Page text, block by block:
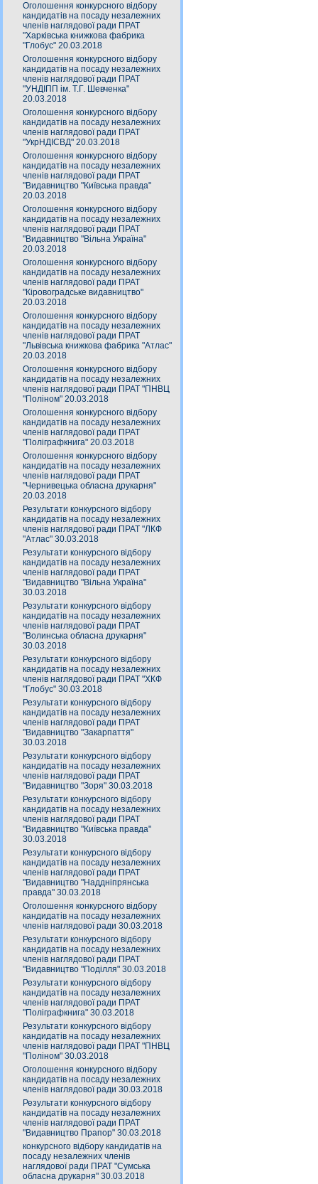
Оголошення конкурсного відбору
кандидатів на посаду незалежних
членів наглядової ради ПРАТ
"Харківська книжкова фабрика
"Глобус" 20.03.2018
Оголошення конкурсного відбору
кандидатів на посаду незалежних
членів наглядової ради ПРАТ
"УНДІПП ім. Т.Г. Шевченка"
20.03.2018
Оголошення конкурсного відбору
кандидатів на посаду незалежних
членів наглядової ради ПРАТ
"УкрНДІСВД" 20.03.2018
Оголошення конкурсного відбору
кандидатів на посаду незалежних
членів наглядової ради ПРАТ
"Видавництво "Київська правда"
20.03.2018
Оголошення конкурсного відбору
кандидатів на посаду незалежних
членів наглядової ради ПРАТ
"Видавництво "Вільна Україна"
20.03.2018
Оголошення конкурсного відбору
кандидатів на посаду незалежних
членів наглядової ради ПРАТ
"Кіровоградське видавництво"
20.03.2018
Оголошення конкурсного відбору
кандидатів на посаду незалежних
членів наглядової ради ПРАТ
"Львівська книжкова фабрика "Атлас"
20.03.2018
Оголошення конкурсного відбору
кандидатів на посаду незалежних
членів наглядової ради ПРАТ "ПНВЦ
"Поліном" 20.03.2018
Оголошення конкурсного відбору
кандидатів на посаду незалежних
членів наглядової ради ПРАТ
"Поліграфкнига" 20.03.2018
Оголошення конкурсного відбору
кандидатів на посаду незалежних
членів наглядової ради ПРАТ
"Чернивецька обласна друкарня"
20.03.2018
Результати конкурсного відбору
кандидатів на посаду незалежних
членів наглядової ради ПРАТ "ЛКФ
"Атлас" 30.03.2018
Результати конкурсного відбору
кандидатів на посаду незалежних
членів наглядової ради ПРАТ
"Видавництво "Вільна Україна"
30.03.2018
Результати конкурсного відбору
кандидатів на посаду незалежних
членів наглядової ради ПРАТ
"Волинська обласна друкарня"
30.03.2018
Результати конкурсного відбору
кандидатів на посаду незалежних
членів наглядової ради ПРАТ "ХКФ
"Глобус" 30.03.2018
Результати конкурсного відбору
кандидатів на посаду незалежних
членів наглядової ради ПРАТ
"Видавництво "Закарпаття"
30.03.2018
Результати конкурсного відбору
кандидатів на посаду незалежних
членів наглядової ради ПРАТ
"Видавництво "Зоря" 30.03.2018
Результати конкурсного відбору
кандидатів на посаду незалежних
членів наглядової ради ПРАТ
"Видавництво "Київська правда"
30.03.2018
Результати конкурсного відбору
кандидатів на посаду незалежних
членів наглядової ради ПРАТ
"Видавництво "Наддніпрянська
правда" 30.03.2018
Оголошення конкурсного відбору
кандидатів на посаду незалежних
членів наглядової ради 30.03.2018
Результати конкурсного відбору
кандидатів на посаду незалежних
членів наглядової ради ПРАТ
"Видавництво "Поділля" 30.03.2018
Результати конкурсного відбору
кандидатів на посаду незалежних
членів наглядової ради ПРАТ
"Поліграфкнига" 30.03.2018
Результати конкурсного відбору
кандидатів на посаду незалежних
членів наглядової ради ПРАТ "ПНВЦ
"Поліном" 30.03.2018
Оголошення конкурсного відбору
кандидатів на посаду незалежних
членів наглядової ради 30.03.2018
Результати конкурсного відбору
кандидатів на посаду незалежних
членів наглядової ради ПРАТ
"Видавництво Прапор" 30.03.2018
конкурсного відбору кандидатів на
посаду незалежних членів
наглядової ради ПРАТ "Сумська
обласна друкарня" 30.03.2018